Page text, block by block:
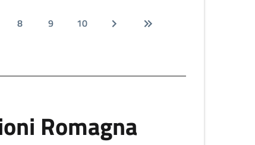
8 9 10
Romagna